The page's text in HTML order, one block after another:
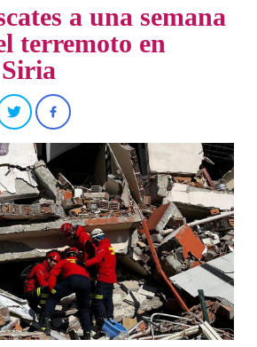
a una semana
terremoto en